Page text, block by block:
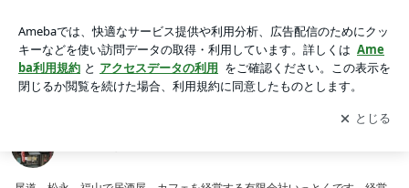
アプリをダウンロードして ブログの更新通知
を受け取りまし
ょう。
開く